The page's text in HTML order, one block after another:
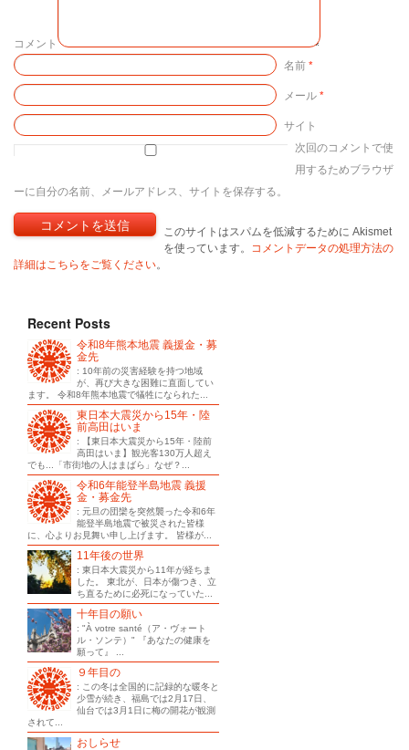
コメント
名前*
メール*
サイト
次回のコメントで使
用するためブラウザ
ーに自分の名前、メールアドレス、サイトを保存する。
このサイトはスパムを低減するために Akismet
を使っています。
コメントデータの処理方法の
詳細はこちらをご覧ください。
Recent Posts
令和8年熊本地震 義援金・募
金先
: 10年前の災害経験を持つ地域
が、再び大きな困難に直面してい
ます。 令和8年熊本地震で犠牲になられた...
東日本大震災から15年・陸
前高田はいま
: 【東日本大震災から15年・陸前
高田はいま】観光客130万人超え
でも...「市街地の人はまばら」なぜ？...
令和6年能登半島地震 義援
金・募金先
: 元旦の団欒を突然襲った令和6年
能登半島地震で被災された皆様
に、心よりお見舞い申し上げます。 皆様が...
11年後の世界
: 東日本大震災から11年が経ちま
した。 東北が、日本が傷つき、立
ち直るために必死になっていた...
十年目の願い
: "À votre santé（ア・ヴォート
ル・ソンテ）" 『あなたの健康を
願って』 ...
９年目の
: この冬は全国的に記録的な暖冬と
少雪が続き、福島では2月17日、
仙台では3月1日に梅の開花が観測
されて...
おしらせ